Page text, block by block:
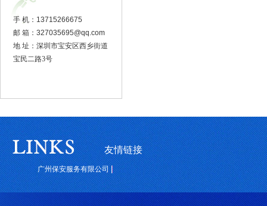
手 机： 13715266675
邮 箱： 327035695@qq.com
地 址：深圳市宝安区西乡街道
宝民二路3号
友情链接
广州保安服务有限公司